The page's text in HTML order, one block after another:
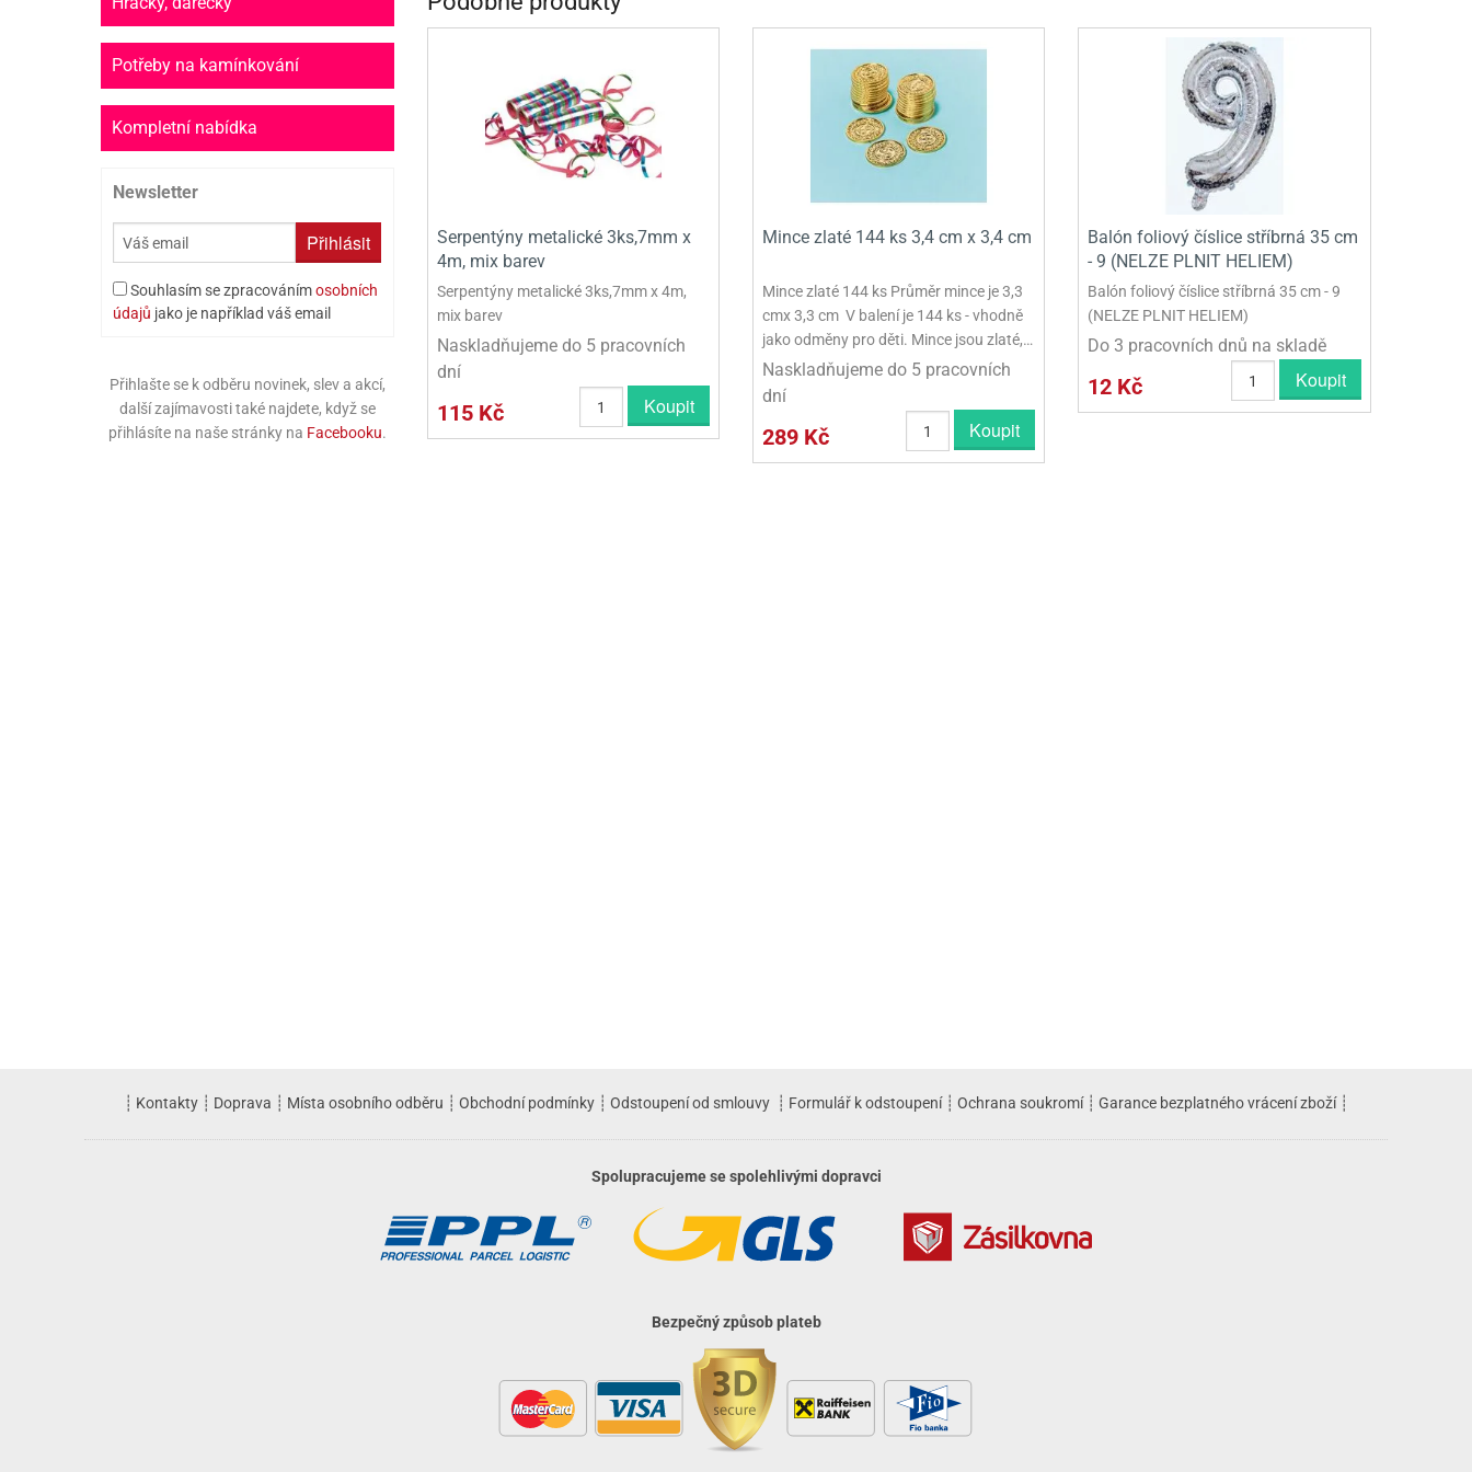
PRINCEZNY
SPIDERMAN
SPONGE BOB
TLAPKOVÁ PATROLA PAW PATROL
TROLLS - TROLOVÉ
Potřeby na kamínkování
Kompletní nabídka
Newsletter
Přihlásit
Souhlasím se zpracovánímosobních
údajů jako je například váš email
Přihlašte se k odběru novinek, slev a akcí,
další zajímavosti také najdete, když se
přihlásíte na naše stránky na Facebooku.
Serpentýny metalické 3ks,7mm x
4m, mix barev
Serpentýny metalické 3ks,7mm x 4m,
mix barev
Naskladňujeme do 5 pracovních
dní
115 Kč Koupit
Mince zlaté 144 ks 3,4 cm x 3,4 cm
Mince zlaté 144 ks Průměr mince je 3,3
cmx 3,3 cm V balení je 144 ks - vhodně
jako odměny pro děti. Mince jsou zlaté,…
Naskladňujeme do 5 pracovních
dní
289 Kč Koupit
Balón foliový číslice stříbrná 35 cm
- 9 (NELZE PLNIT HELIEM)
Balón foliový číslice stříbrná 35 cm - 9
(NELZE PLNIT HELIEM)
Do 3 pracovních dnů na skladě
12 Kč Koupit
┊ Kontakty ┊ Doprava ┊ Místa osobního odběru ┊ Obchodní podmínky ┊ Odstoupení od smlouvy ┊ Formulář k odstoupení┊ Ochrana soukromí┊ Garance bezplatného vrácení zboží┊
Spolupracujeme se spolehlivými dopravci
Bezpečný způsob plateb